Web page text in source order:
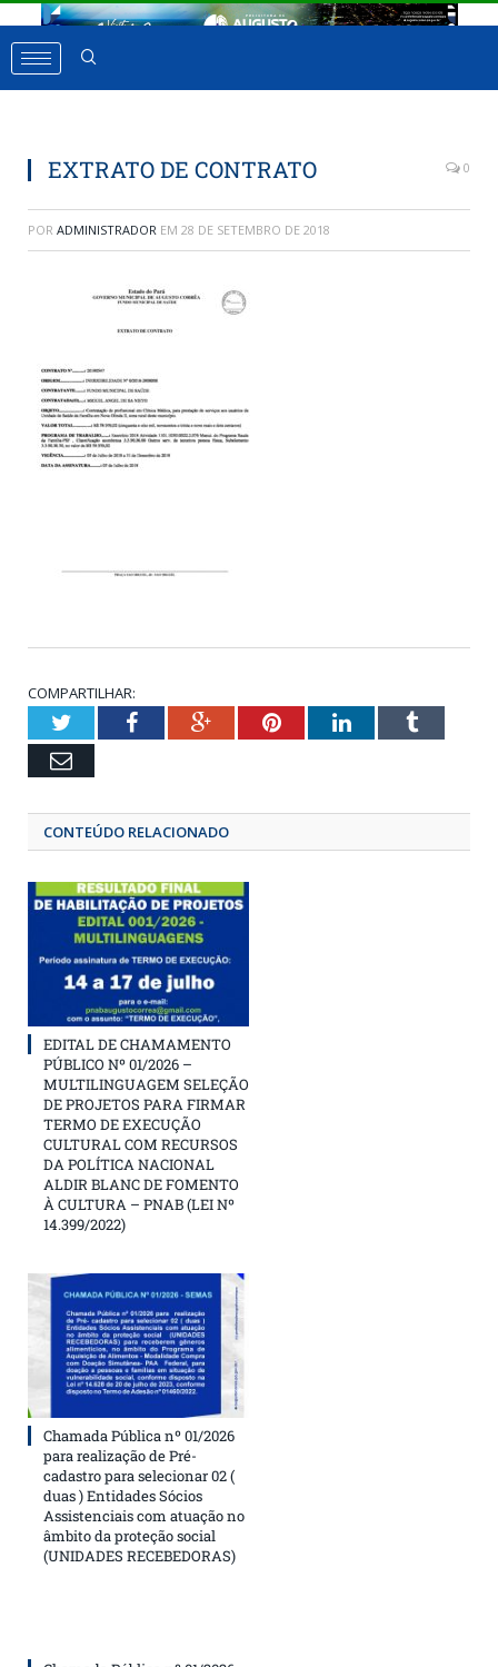
EXTRATO DE CONTRATO 0
POR ADMINISTRADOR EM 28 DE SETEMBRO DE 2018
COMPARTILHAR:
TwitterFacebookGoogle+Pinterest
LinkedIn
Email
CONTEÚDO RELACIONADO
EDITAL DE CHAMAMENTO
PÚBLICO Nº 01/2026 –
MULTILINGUAGEM SELEÇÃO
DE PROJETOS PARA FIRMAR
TERMO DE EXECUÇÃO
CULTURAL COM RECURSOS
DA POLÍTICA NACIONAL
ALDIR BLANC DE FOMENTO
À CULTURA – PNAB (LEI Nº
14.399/2022)
Chamada Pública nº 01/2026
para realização de Pré-
cadastro para selecionar 02 (
duas ) Entidades Sócios
Assistenciais com atuação no
âmbito da proteção social
(UNIDADES RECEBEDORAS)